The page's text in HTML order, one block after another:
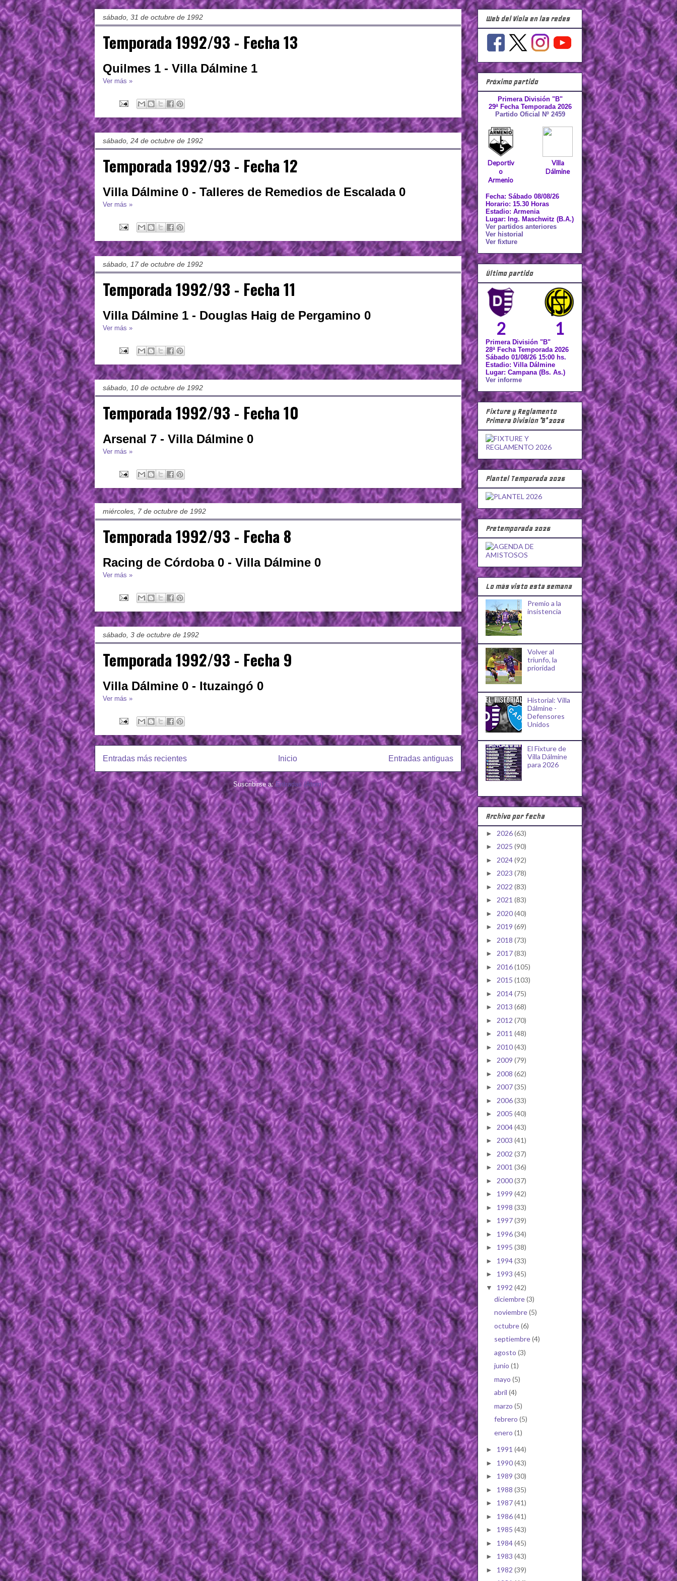
sábado, 31 de octubre de 1992
Temporada 1992/93 - Fecha 13
Quilmes 1 - Villa Dálmine 1
Ver más »
sábado, 24 de octubre de 1992
Temporada 1992/93 - Fecha 12
Villa Dálmine 0 - Talleres de Remedios de Escalada 0
Ver más »
sábado, 17 de octubre de 1992
Temporada 1992/93 - Fecha 11
Villa Dálmine 1 - Douglas Haig de Pergamino 0
Ver más »
sábado, 10 de octubre de 1992
Temporada 1992/93 - Fecha 10
Arsenal 7 - Villa Dálmine 0
Ver más »
miércoles, 7 de octubre de 1992
Temporada 1992/93 - Fecha 8
Racing de Córdoba 0 - Villa Dálmine 0
Ver más »
sábado, 3 de octubre de 1992
Temporada 1992/93 - Fecha 9
Villa Dálmine 0 - Ituzaingó 0
Ver más »
Entradas más recientes Entradas antiguas
Inicio
Suscribirse a:Entradas (Atom)
Web del Viola en las redes
Próximo partido
Primera División "B"
29ª Fecha Temporada 2026
Partido Oficial Nº 2459
Deportiv
o
Armenio
Villa
Dálmine
Fecha: Sábado 08/08/26
Horario: 15.30 Horas
Estadio: Armenia
Lugar: Ing. Maschwitz (B.A.)
Ver partidos anteriores
Ver historial
Ver fixture
Último partido
2 1
Primera División "B"
28ª Fecha Temporada 2026
Sábado 01/08/26 15:00 hs.
Estadio: Villa Dálmine
Lugar: Campana (Bs. As.)
Ver informe
Fixture y Reglamento
Primera División "B" 2026
Plantel Temporada 2026
Pretemporada 2026
Lo más visto esta semana
Premio a la
insistencia
Volver al
triunfo, la
prioridad
Historial: Villa
Dálmine -
Defensores
Unidos
El Fixture de
Villa Dálmine
para 2026
Archivo por fecha
► 2026(63)
► 2025 (90)
► 2024(92)
► 2023 (78)
► 2022 (83)
► 2021 (83)
► 2020(40)
► 2019 (69)
► 2018 (73)
► 2017(83)
► 2016(105)
► 2015 (103)
► 2014(75)
► 2013 (68)
► 2012 (70)
► 2011 (48)
► 2010(43)
► 2009 (79)
► 2008 (62)
► 2007(35)
► 2006(33)
► 2005 (40)
► 2004(43)
► 2003 (41)
► 2002 (37)
► 2001 (36)
► 2000(37)
► 1999 (42)
► 1998 (33)
► 1997(39)
► 1996(34)
► 1995 (38)
► 1994(33)
► 1993 (45)
▼ 1992 (42)
diciembre(3)
noviembre(5)
octubre(6)
septiembre(4)
agosto (3)
junio (1)
mayo (5)
abril (4)
marzo (5)
febrero (5)
enero (1)
► 1991 (44)
► 1990(43)
► 1989 (30)
► 1988 (35)
► 1987(41)
► 1986(41)
► 1985 (43)
► 1984(45)
► 1983 (43)
► 1982 (39)